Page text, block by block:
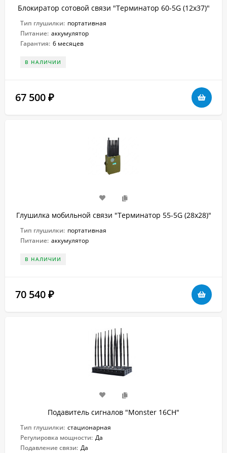
Блокиратор сотовой связи "Терминатор 60-5G (12х37)"
Тип глушилки: портативная
Питание: аккумулятор
Гарантия: 6 месяцев
В НАЛИЧИИ
67 500 ₽
Глушилка мобильной связи "Терминатор 55-5G (28х28)"
Тип глушилки: портативная
Питание: аккумулятор
В НАЛИЧИИ
70 540 ₽
Подавитель сигналов "Monster 16CH"
Тип глушилки: стационарная
Регулировка мощности: Да
Подавление связи: Да